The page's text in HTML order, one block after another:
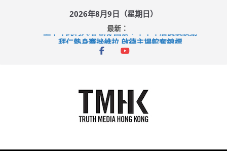
2026年8月9日（星期日）
最新：
上半年純利大增七成 國泰：下半年油價續波動
拜仁熱身賽挫維拉 啟德主場館奪錦標
性罪行修例獲九成支持 鄧炳強：爭取今屆任期內完成立法